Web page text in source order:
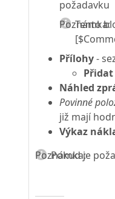
požadavku
Poznámka:
Tento
Přílohy-
Náhled
Povinné
již mají
Výkaz
Poznámka:
Pokud je